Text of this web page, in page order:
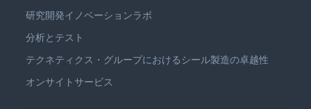
研究開発イノベーションラボ
分析とテスト
テクネティクス・グループにおけるシール製造の卓越性
オンサイトサービス